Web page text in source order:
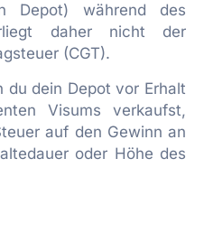
Depot) während des
daher nicht der
(CGT).
du dein Depot vor Erhalt
Visums verkaufst,
auf den Gewinn an
oder Höhe des